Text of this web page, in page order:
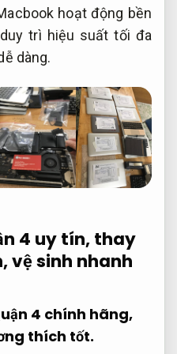
hoạt động bền
trì hiệu suất tối đa
dàng.
4 uy tín, thay
vệ sinh nhanh
4 chính hãng,
thích tốt.